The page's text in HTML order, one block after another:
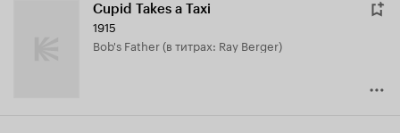
Cupid Takes a Taxi
1915
Bob's Father (в титрах: Ray Berger)